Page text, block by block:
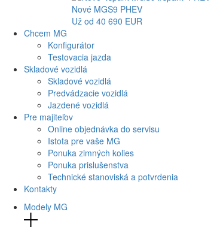
Nové MGS9 PHEV
Už od 40 690 EUR
Chcem MG
Konfigurátor
Testovacia jazda
Skladové vozidlá
Skladové vozidlá
Predvádzacie vozidlá
Jazdené vozidlá
Pre majiteľov
Online objednávka do servisu
Istota pre vaše MG
Ponuka zimných kolies
Ponuka prislušenstva
Technické stanoviská a potvrdenia
Kontakty
Modely MG